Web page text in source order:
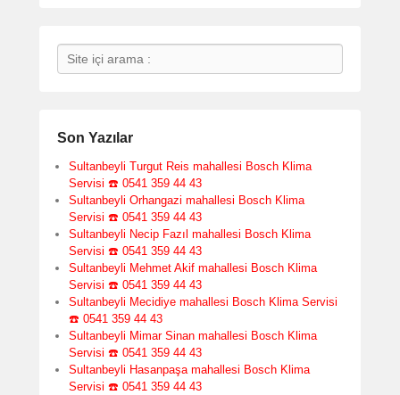
Search
Son Yazılar
Sultanbeyli Turgut Reis mahallesi Bosch Klima
Servisi ☎️ 0541 359 44 43
Sultanbeyli Orhangazi mahallesi Bosch Klima
Servisi ☎️ 0541 359 44 43
Sultanbeyli Necip Fazıl mahallesi Bosch Klima
Servisi ☎️ 0541 359 44 43
Sultanbeyli Mehmet Akif mahallesi Bosch Klima
Servisi ☎️ 0541 359 44 43
Sultanbeyli Mecidiye mahallesi Bosch Klima Servisi
☎️ 0541 359 44 43
Sultanbeyli Mimar Sinan mahallesi Bosch Klima
Servisi ☎️ 0541 359 44 43
Sultanbeyli Hasanpaşa mahallesi Bosch Klima
Servisi ☎️ 0541 359 44 43